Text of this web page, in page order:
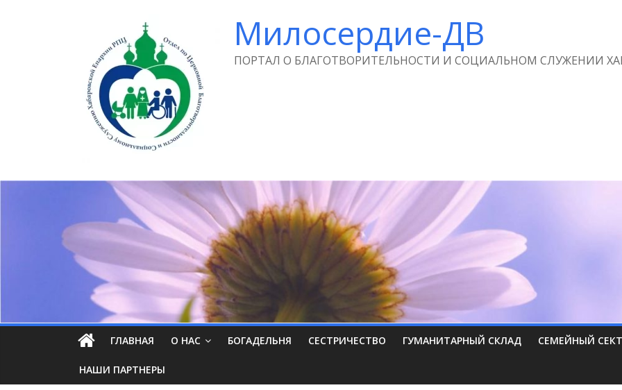
Милосердие-ДВ
ПОРТАЛ О БЛАГОТВОРИТЕЛЬНОСТИ И СОЦИАЛЬНОМ СЛУЖЕНИИ
ГЛАВНАЯ О НАС БОГАДЕЛЬНЯ СЕСТРИЧЕСТВО ГУМАНИТАРНЫЙ СКЛАД СЕМЕЙНЫЙ
НАШИ ПАРТНЕРЫ